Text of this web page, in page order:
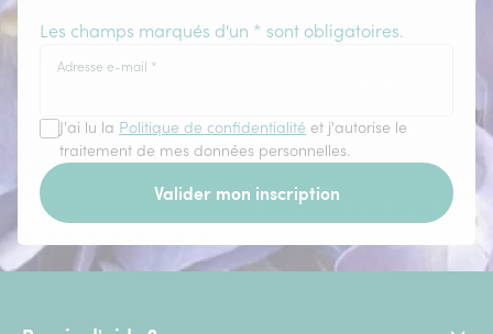
Les champs marqués d'un * sont obligatoires.
Adresse e-mail *
J'ai lu la Politique de confidentialité et j'autorise le
traitement de mes données personnelles.
Valider mon inscription